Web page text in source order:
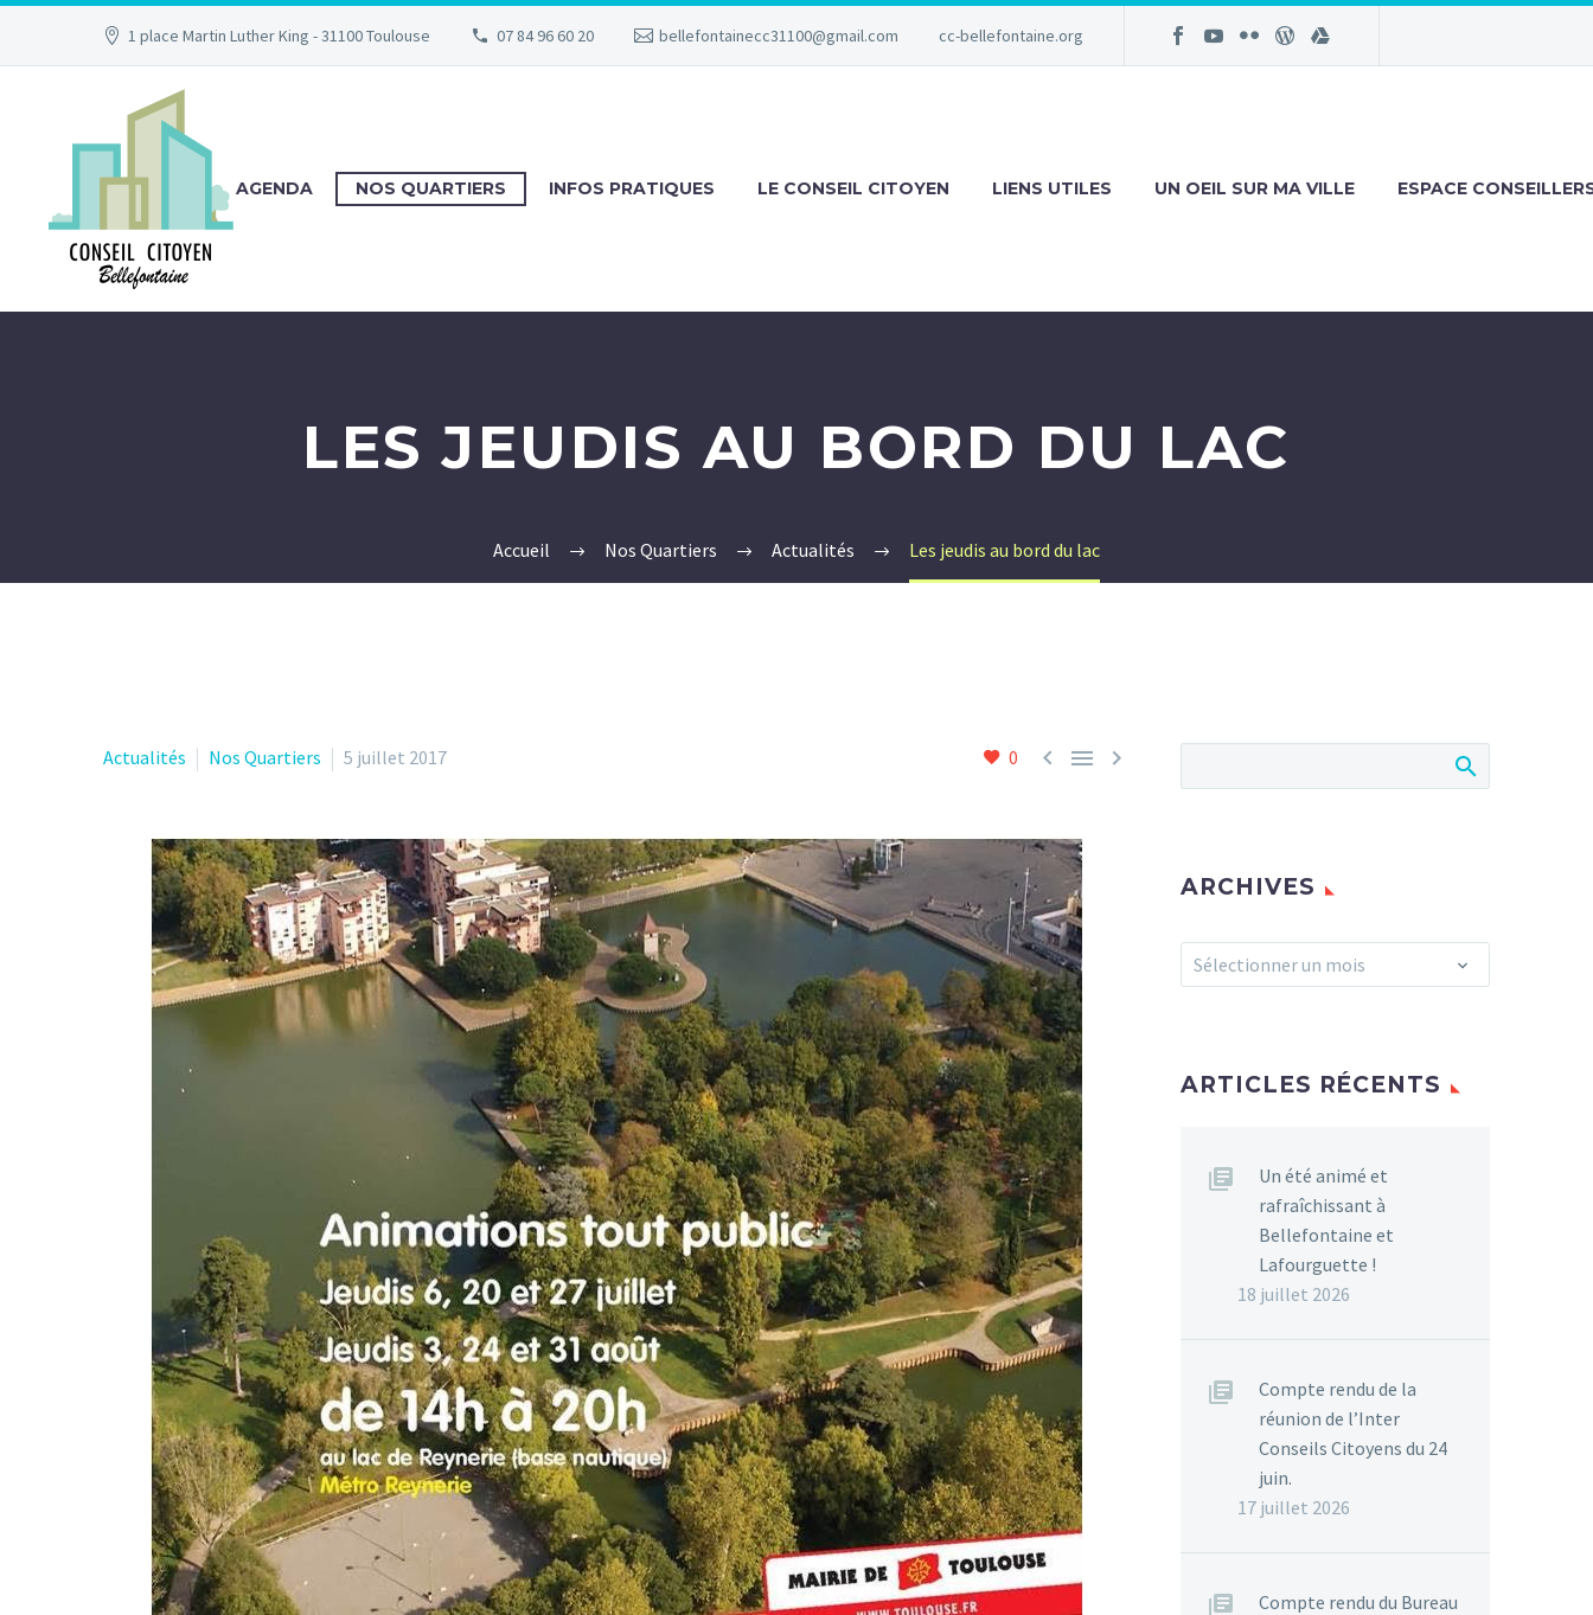
1 place Martin Luther King - 31100 Toulouse 07 84 96 60 20 bellefontainecc31100@gmail.com cc-bellefontaine.org
AGENDA NOS QUARTIERS INFOS PRATIQUES LE CONSEIL CITOYEN LIENS UTILES UN OEIL SUR MA VILLE ESPACE
LES JEUDIS AU BORD DU LAC
Accueil Nos Quartiers Actualités Les jeudis au bord du lac
0   
Actualités Nos Quartiers 5 juillet 2017
ARCHIVES
Archives
Sélectionner un mois
ARTICLES RÉCENTS
Un été animé et
rafraîchissant à
Bellefontaine et
Lafourguette !
18 juillet 2026
Compte rendu de la
réunion de l’Inter
Conseils Citoyens du 24
juin.
17 juillet 2026
Compte rendu du Bureau